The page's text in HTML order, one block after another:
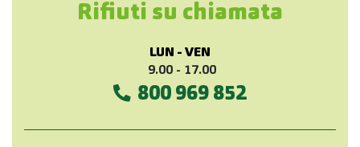
Rifiuti su chiamata
LUN - VEN
9.00 - 17.00
800 969 852